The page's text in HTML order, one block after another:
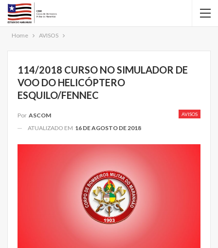
Home AVISOS
114/2018 CURSO NO SIMULADOR DE
VOO DO HELICÓPTERO
ESQUILO/FENNEC
AVISOS
Por ASCOM
ATUALIZADO EM 16 DE AGOSTO DE 2018